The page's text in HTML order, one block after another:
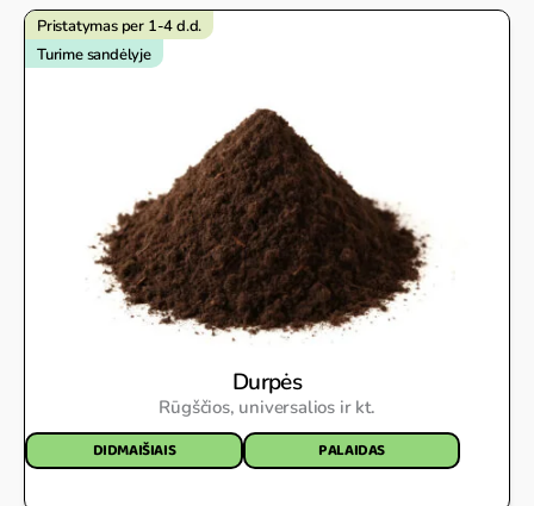
Pristatymas per 1-4 d.d.
Turime sandėlyje
Durpės
Rūgščios, universalios ir kt.
DIDMAIŠIAIS PALAIDAS